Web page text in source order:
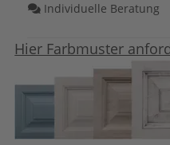
Individuelle Beratung
Hier Farbmuster